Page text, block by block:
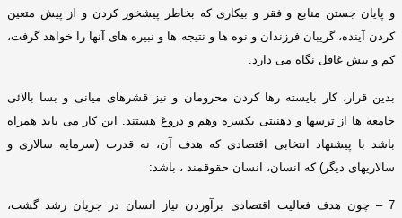
و پایان جستن منابع و فقر و بیکاری که بخاطر پیشخور کردن و از پیش متعین
کردن آینده، گریبان فرزندان و نوه ها و نتیجه ها و نبیره های آنها را خواهد گرفت،
کم و بیش غافل نگاه می دارد
بدین قرار، کار بایسته رها کردن محرومان و نیز قشرهای میانی و بسا بالائی
جامعه ها از ترسها و ذهنیتی یکسره وهم و دروغ هستند
این کار می باید همراه
باشد با پیشنهاد انتخابی اقتصادی که هدف آن، نه قدرت (سرمایه سالاری و
سالاریهای دیگر )که انسان، انسان حقوقمند ، باشد :
7 –
چون هدف فعالیت اقتصادی برآوردن نیاز انسان در جریان رشد گشت،